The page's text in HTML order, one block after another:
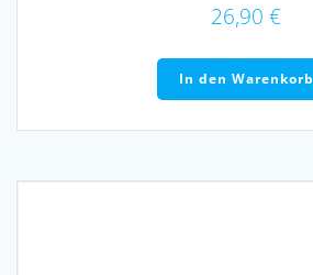
26,90 €
In den Warenkorb